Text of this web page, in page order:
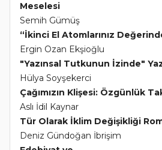
Meselesi
Semih Gümüş
“İkinci El Atomlarınız
Ergin Ozan Ekşioğlu
"Yazınsal Tutkunun İzinde"
Hülya Soyşekerci
Çağımızın Klişesi: Özgünlük
Aslı İdil Kaynar
Tür Olarak İklim Değişikliği
Deniz Gündoğan İbrişim